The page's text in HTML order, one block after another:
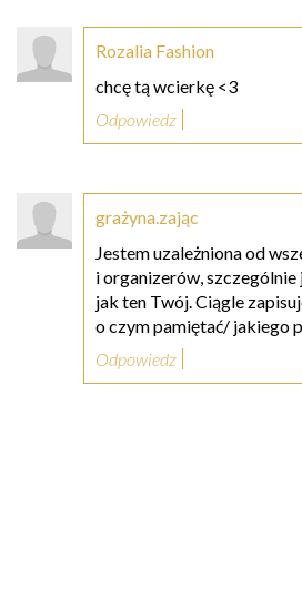
Rozalia Fashion
chcę tą wcierkę <3
Odpowiedz
grażyna.zając
Jestem uzależniona od
i organizerów, szczególnie
jak ten Twój. Ciągle
o czym pamiętać/ jakiego
Odpowiedz